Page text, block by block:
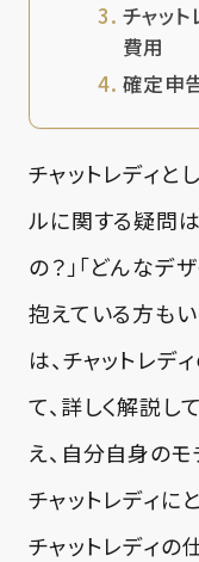
チャッ
費用
確定申
チャットレディと
ルに関する疑問
の？」「どんなデ
抱えている方も
は、チャットレ
て、詳しく解説
え、自分自身の
チャットレディに
チャットレディ